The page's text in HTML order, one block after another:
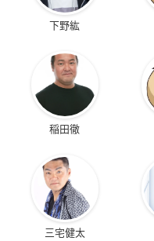
下野紘
稲田徹
三宅健太